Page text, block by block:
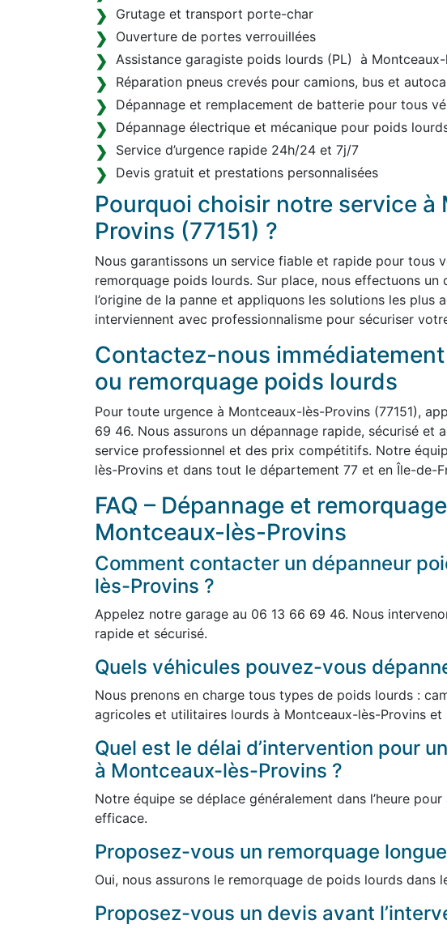
Grutage et transport porte-char
Ouverture de portes verrouillées
Assistance garagiste poids lourds (PL) à
Réparation pneus crevés pour camions, bus et
Dépannage et remplacement de batterie pour tous
Dépannage électrique et mécanique pour poids
Service d’urgence rapide 24h/24 et 7j/7
Devis gratuit et prestations personnalisées
Pourquoi choisir notre service à
Provins (77151) ?
Nous garantissons un service fiable et rapide pour tous
remorquage poids lourds. Sur place, nous effectuons
l’origine de la panne et appliquons les solutions les plus
interviennent avec professionnalisme pour sécuriser
Contactez-nous
ou remorquage poids lourds
Pour toute urgence à Montceaux-lès-Provins (77151),
69 46. Nous assurons un dépannage rapide, sécurisé et
service professionnel et des prix compétitifs. Notre
lès-Provins et dans tout le département 77 et en Île-de-
FAQ – Dépannage et
Montceaux-lès-Provins
Comment contacter un dépanneur
lès-Provins ?
Appelez notre garage au 06 13 66 69 46. Nous
rapide et sécurisé.
Quels véhicules pouvez-vous
Nous prenons en charge tous types de poids lourds :
agricoles et utilitaires lourds à Montceaux-lès-Provins et
Quel est le délai d’intervention pour
à Montceaux-lès-Provins ?
Notre équipe se déplace généralement dans l’heure
efficace.
Proposez-vous un remorquage
Oui, nous assurons le remorquage de poids lourds dans
Proposez-vous un devis avant